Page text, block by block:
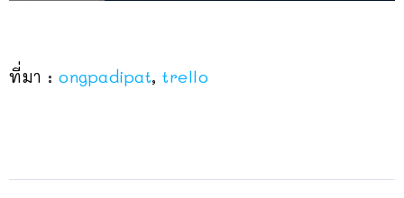
ที่มา : ongpadipat, trello